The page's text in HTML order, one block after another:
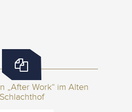
„After Work“ im Alten
Schlachthof